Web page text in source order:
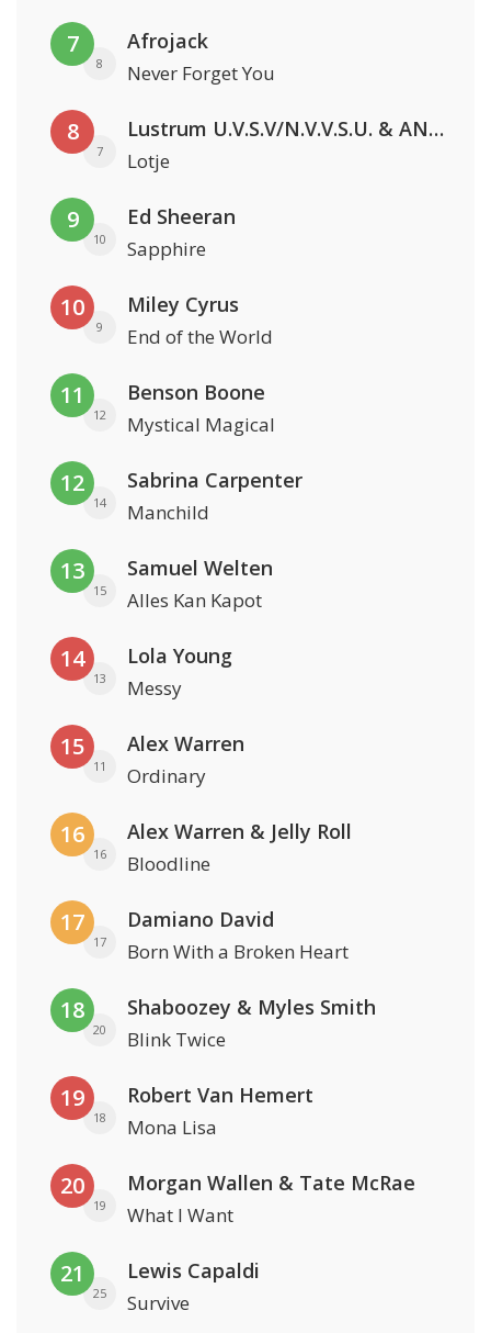
7
8
Afrojack
Never Forget You
8
7
Lustrum U.V.S.V/N.V.V.S.U. & ANNO ONS & Jopke van Dobbenburgh & Roeland Beelen
Lotje
9
10
Ed Sheeran
Sapphire
10
9
Miley Cyrus
End of the World
11
12
Benson Boone
Mystical Magical
12
14
Sabrina Carpenter
Manchild
13
15
Samuel Welten
Alles Kan Kapot
14
13
Lola Young
Messy
15
11
Alex Warren
Ordinary
16
16
Alex Warren & Jelly Roll
Bloodline
17
17
Damiano David
Born With a Broken Heart
18
20
Shaboozey & Myles Smith
Blink Twice
19
18
Robert Van Hemert
Mona Lisa
20
19
Morgan Wallen & Tate McRae
What I Want
21
25
Lewis Capaldi
Survive